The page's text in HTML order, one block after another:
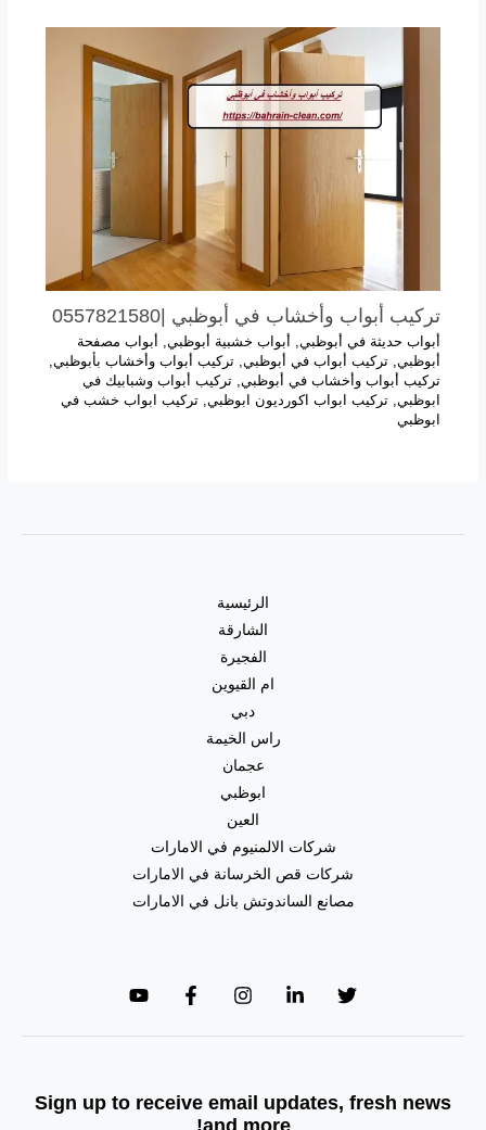
تركيب أبواب وأخشاب في أبوظبي |0557821580
أبواب حديثة في أبوظبي, أبواب خشبية أبوظبي, أبواب مصفحة
أبوظبي, تركيب أبواب في أبوظبي, تركيب أبواب وأخشاب بأبوظبي,
تركيب أبواب وأخشاب في أبوظبي, تركيب أبواب وشبابيك في
ابوظبي, تركيب ابواب اكورديون ابوظبي, تركيب ابواب خشب في
ابوظبي
الرئيسية
الشارقة
الفجيرة
ام القيوين
دبي
راس الخيمة
عجمان
ابوظبي
العين
شركات الالمنيوم في الامارات
شركات قص الخرسانة في الامارات
مصانع الساندوتش بانل في الامارات
Sign up to receive email updates, fresh news
and more!